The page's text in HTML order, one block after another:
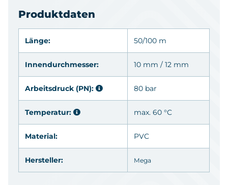
Produktdaten
Länge: 50/100 m
Innendurchmesser: 10 mm / 12 mm
Arbeitsdruck (PN): 80 bar
Temperatur: max. 60 °C
Material: PVC
Hersteller: Mega